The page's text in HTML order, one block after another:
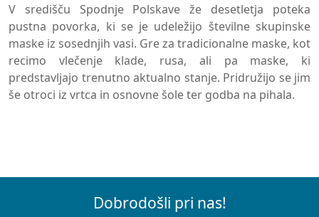
V središču Spodnje Polskave že desetletja poteka
pustna povorka, ki se je udeležijo številne skupinske
maske iz sosednjih vasi. Gre za tradicionalne maske, kot
recimo vlečenje klade, rusa, ali pa maske, ki
predstavljajo trenutno aktualno stanje. Pridružijo se jim
še otroci iz vrtca in osnovne šole ter godba na pihala.
Dobrodošli pri nas!